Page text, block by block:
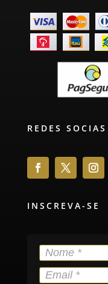
REDES SOCIAS
INSCREVA-SE